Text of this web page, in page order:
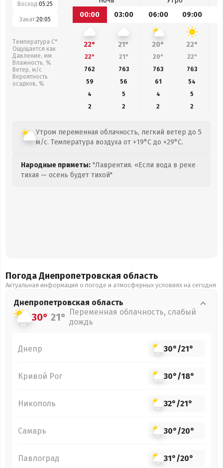
Восход:05:25
Закат:20:05
Температура С°
Ощущается как
Давление, мм
Влажность, %
Ветер, м/с
Вероятность
осадков, %
00:00
03:00 06:00 09:00
22° 21° 20° 22°
22° 21° 20° 22°
762
763 763 763
59
56 61 54
4
5 4
5
2
2 2 2
Утром переменная облачность, легкий ветер до 5
м/с. Температура воздуха от +19°C до +29°C.
Народные приметы: "Лаврентия. «Если вода в реке
тихая — осень будет тихой"
Погода Днепропетровская область
Актуальная информация о погоде и атмосферных условиях на сегодня
Днепропетровская область
30° 21° Переменная облачность, слабый
дождь
Днепр 30°/21°
Кривой Рог 30°/18°
Никополь 32°/21°
Самарь 30°/20°
Павлоград 31°/20°